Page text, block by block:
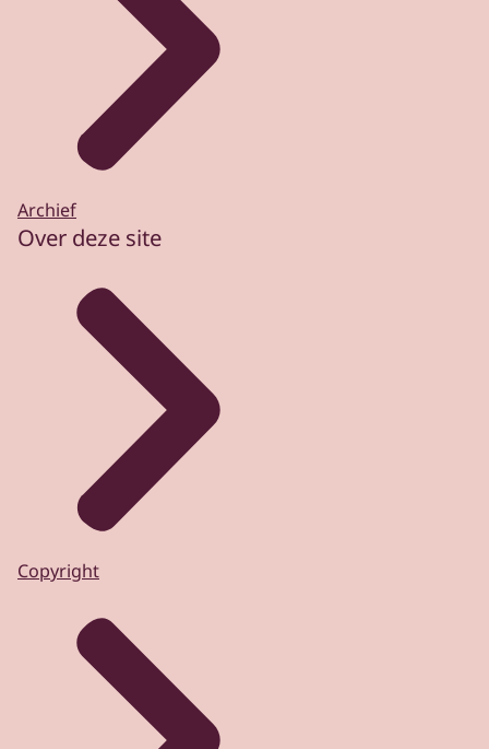
Archief
Over deze site
Copyright